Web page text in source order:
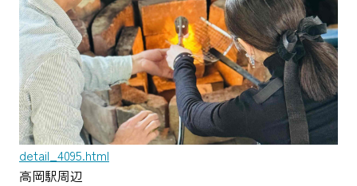
detail_4095.html
高岡駅周辺